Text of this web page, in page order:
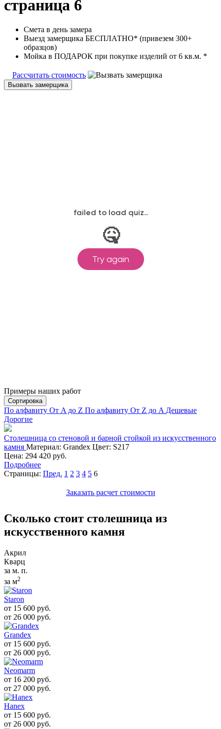
страница 6
Смета в день замера
Выезд замерщика БЕСПЛАТНО* (привезем 300+
образцов)
Мойка в ПОДАРОК при покупке изделий от 6 кв.м. *
Рассчитать стоимость
Примеры наших работ
Сортировка
По алфавиту От A до Z По алфавиту От Z до A Дешевые
Дорогие
Столешница со стеновой и барной стойкой из искусственного
камня Материал: Grandex Цвет: S217
Цена: 294 420 руб.
Подробнее
Страницы: Пред. 1 2 3 4 5 6
Заказать расчет стоимости
Сколько стоит столешница из
искусcтвенного камня
Акрил
Кварц
за м. п.
за м2
Staron
от 15 600 руб.
от 26 000 руб.
Grandex
от 15 600 руб.
от 26 000 руб.
Neomarm
от 16 200 руб.
от 27 000 руб.
Hanex
от 15 600 руб.
от 26 000 руб.